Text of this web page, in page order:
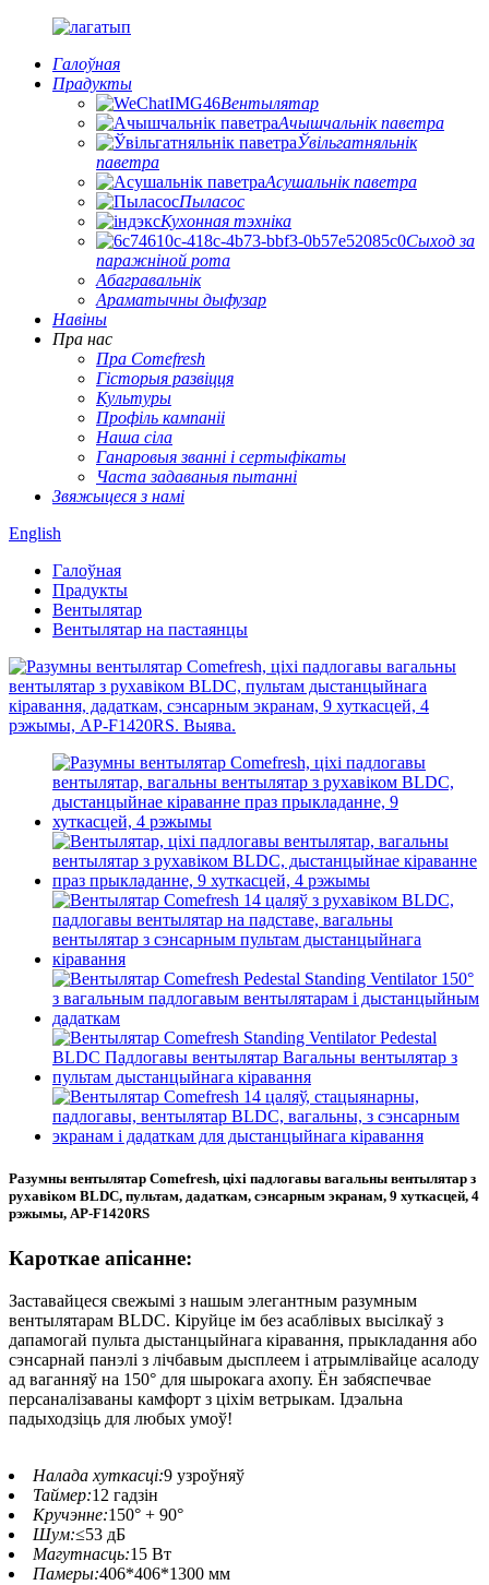
Галоўная
Прадукты
Вентылятар
Ачышчальнік паветра
Ўвільгатняльнік
паветра
Асушальнік паветра
Пыласос
Кухонная тэхніка
Сыход за
паражніной рота
Абагравальнік
Араматычны дыфузар
Навіны
Пра нас
Пра Comefresh
Гісторыя развіцця
Культуры
Профіль кампаніі
Наша сіла
Ганаровыя званні і сертыфікаты
Часта задаваныя пытанні
Звяжыцеся з намі
English
Галоўная
Прадукты
Вентылятар
Вентылятар на пастаянцы
Разумны вентылятар Comefresh, ціхі падлогавы вагальны вентылятар з
рухавіком BLDC, пультам, дадаткам, сэнсарным экранам, 9 хуткасцей, 4
рэжымы, AP-F1420RS
Кароткае апісанне:
Заставайцеся свежымі з нашым элегантным разумным
вентылятарам BLDC. Кіруйце ім без асаблівых высілкаў з
дапамогай пульта дыстанцыйнага кіравання, прыкладання або
сэнсарнай панэлі з лічбавым дысплеем і атрымлівайце асалоду
ад ваганняў на 150° для шырокага ахопу. Ён забяспечвае
персаналізаваны камфорт з ціхім ветрыкам. Ідэальна
падыходзіць для любых умоў!
Налада хуткасці:9 узроўняў
Таймер:12 гадзін
Кручэнне:150° + 90°
Шум:≤53 дБ
Магутнасць:15 Вт
Памеры:406*406*1300 мм